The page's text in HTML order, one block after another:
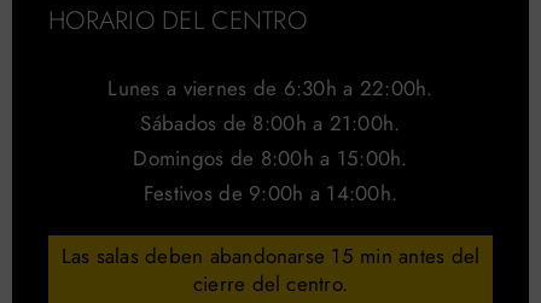
HORARIO DEL CENTRO
Lunes a viernes de 6:30h a 22:00h.
Sábados de 8:00h a 21:00h.
Domingos de 8:00h a 15:00h.
Festivos de 9:00h a 14:00h.
Las salas deben abandonarse 15 min antes del
cierre del centro.